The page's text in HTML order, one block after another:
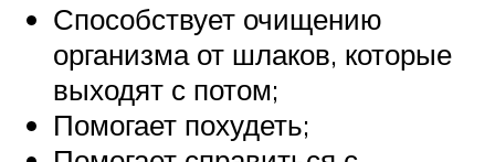
Способствует очищению
организма от шлаков, которые
выходят с потом;
Помогает похудеть;